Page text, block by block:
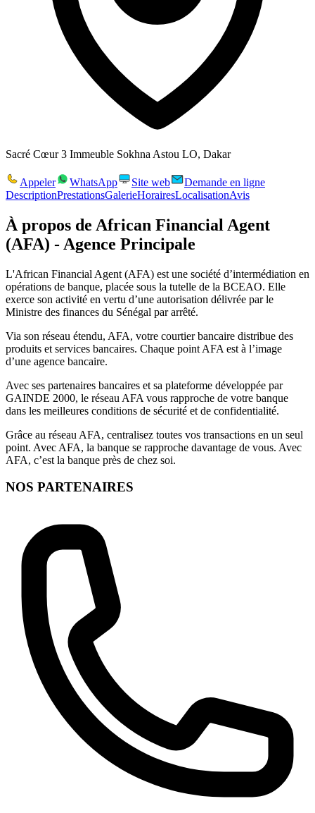
Sacré Cœur 3 Immeuble Sokhna Astou LO, Dakar
Appeler WhatsApp Site web
Demande en ligne
DescriptionPrestationsGalerieHorairesLocalisationAvis
À propos de African Financial Agent
(AFA) - Agence Principale
L'African Financial Agent (AFA) est une société d’intermédiation en
opérations de banque, placée sous la tutelle de la BCEAO. Elle
exerce son activité en vertu d’une autorisation délivrée par le
Ministre des finances du Sénégal par arrêté.
Via son réseau étendu, AFA, votre courtier bancaire distribue des
produits et services bancaires. Chaque point AFA est à l’image
d’une agence bancaire.
Avec ses partenaires bancaires et sa plateforme développée par
GAINDE 2000, le réseau AFA vous rapproche de votre banque
dans les meilleures conditions de sécurité et de confidentialité.
Grâce au réseau AFA, centralisez toutes vos transactions en un seul
point. Avec AFA, la banque se rapproche davantage de vous. Avec
AFA, c’est la banque près de chez soi.
NOS PARTENAIRES